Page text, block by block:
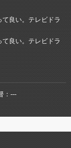
良い。テレビドラ
良い。テレビドラ
---